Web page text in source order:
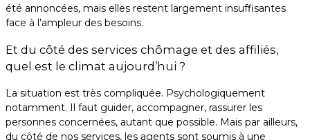
été annoncées, mais elles restent largement insuffisantes
face à l’ampleur des besoins.
Et du côté des services chômage et des affiliés,
quel est le climat aujourd’hui ?
La situation est très compliquée. Psychologiquement
notamment. Il faut guider, accompagner, rassurer les
personnes concernées, autant que possible. Mais par ailleurs,
du côté de nos services, les agents sont soumis à une